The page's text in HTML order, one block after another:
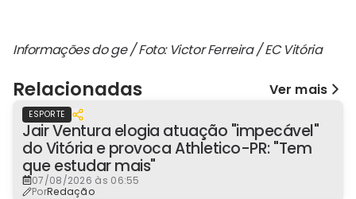
Informações do ge / Foto: Victor Ferreira / EC Vitória
Relacionadas Ver mais
ESPORTE
Jair Ventura elogia atuação "impecável"
do Vitória e provoca Athletico-PR: "Tem
que estudar mais"
07/08/2026 às 06:55
PorRedação